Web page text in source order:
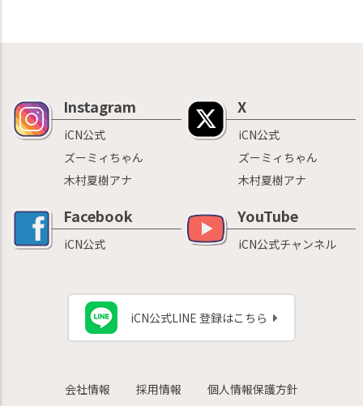
Instagram
iCN公式
ズーミィちゃん
木村夏樹アナ
X
iCN公式
ズーミィちゃん
木村夏樹アナ
Facebook
iCN公式
YouTube
iCN公式チャンネル
iCN公式LINE 登録はこちら
会社情報 採用情報
個人情報保護方針